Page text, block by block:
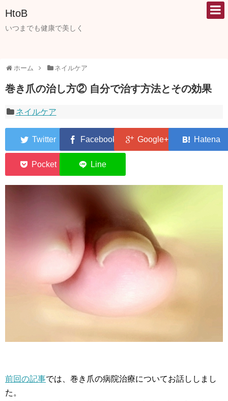
HtoB
いつまでも健康で美しく
ホーム ネイルケア
巻き爪の治し方② 自分で治す方法とその効果
ネイルケア
前回の記事では、巻き爪の病院治療についてお話ししまし
た。